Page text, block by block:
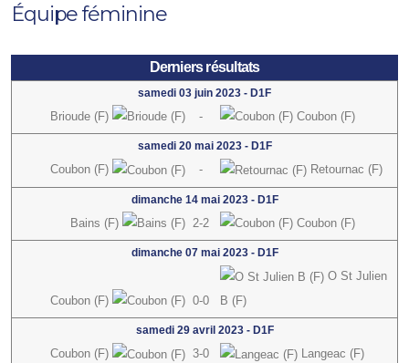
Équipe féminine
Derniers résultats
samedi 03 juin 2023 - D1F
Brioude (F) - Coubon (F)
samedi 20 mai 2023 - D1F
Coubon (F) - Retournac (F)
dimanche 14 mai 2023 - D1F
Bains (F) 2-2 Coubon (F)
dimanche 07 mai 2023 - D1F
Coubon (F) 0-0
O St Julien
B (F)
samedi 29 avril 2023 - D1F
Coubon (F) 3-0 Langeac (F)